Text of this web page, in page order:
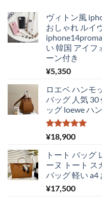
¥5,250
で
し
た。
で
ヴィトン風
おしゃれ ルイ
い 韓国 アイフ
ーン付き
¥5,350
ロエベ ハンモ
バッグ 人気 30
ッグ loewe ハ
5段階中
5.00の評価
¥18,900
トート バッグ
ーヌ トート ス
バッグ 軽い a4
¥17,500